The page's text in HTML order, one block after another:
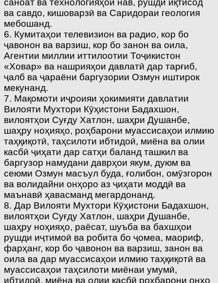
саноат ва технологияҳои нав, рушди иқтисод
ва савдо, кишоварзӣ ва Саридораи геология
мебошанд.
6. Кумитаҳои телевизион ва радио, кор бо
ҷавонон ва варзиш, кор бо занон ва оила,
Агентии миллии иттилоотии Тоҷикистон
«Ховар» ва нашрияҳои давлатӣ дар тарғиб,
ҷалб ва ҷараёни баргузории Озмун иштирок
мекунанд.
7. Мақомоти иҷроияи ҳокимияти давлатии
Вилояти Мухтори Кӯҳистони Бадахшон,
вилоятҳои Суғду Хатлон, шаҳри Душанбе,
шаҳру ноҳияҳо, роҳбарони муассисаҳои илмию
таҳқиқотӣ, таҳсилоти ибтидоӣ, миёна ва олии
касбӣ ҷиҳати дар сатҳи баланд ташкил ва
баргузор намудани даврҳои якум, дуюм ва
сеюми Озмун масъул буда, ғолибон, омӯзгорон
ва волидайни онҳоро аз ҷиҳати моддӣ ва
маънавӣ ҳавасманд мегардонанд.
8. Дар Вилояти Мухтори Кӯҳистони Бадахшон,
вилоятҳои Суғду Хатлон, шаҳри Душанбе,
шаҳру ноҳияҳо, раёсат, шуъба ва бахшҳои
рушди иҷтимоӣ ва робита бо ҷомеа, маориф,
фарҳанг, кор бо ҷавонон ва варзиш, занон ва
оила ва дар муассисаҳои илмию таҳқиқотӣ ва
муассисаҳои таҳсилоти миёнаи умумӣ,
ибтидоӣ, миёна ва олии касбӣ роҳбарони онҳо